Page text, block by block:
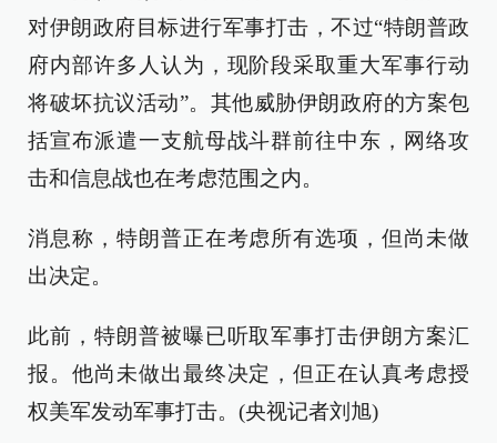
对伊朗政府目标进行军事打击，不过“特朗普政
府内部许多人认为，现阶段采取重大军事行动
将破坏抗议活动”。其他威胁伊朗政府的方案包
括宣布派遣一支航母战斗群前往中东，网络攻
击和信息战也在考虑范围之内。
消息称，特朗普正在考虑所有选项，但尚未做
出决定。
此前，特朗普被曝已听取军事打击伊朗方案汇
报。他尚未做出最终决定，但正在认真考虑授
权美军发动军事打击。(央视记者刘旭)